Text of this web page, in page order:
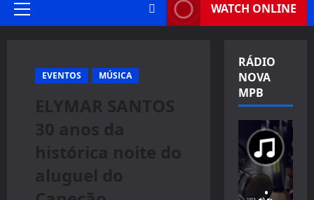
Primary
WATCH ONLINE
EVENTOS MÚSICA
ELYMAR SANTOS
30 anos da
histórica noite do
aluguel do
RÁDIO
NOVA
MPB